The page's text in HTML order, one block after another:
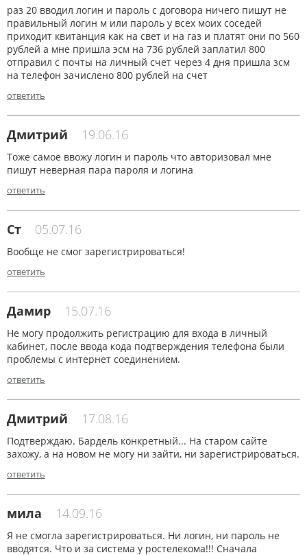
раз 20 вводил логин и пароль с договора ничего пишут не
правильный логин м или пароль у всех моих соседей
приходит квитанция как на свет и на газ и платят они по 560
рублей а мне пришла эсм на 736 рублей заплатил 800
отправил с почты на личный счет через 4 дня пришла зсм
на телефон зачислено 800 рублей на счет
ответить
Дмитрий 19.06.16
Тоже самое ввожу логин и пароль что авторизовал мне
пишут неверная пара пароля и логина
ответить
Ст 05.07.16
Вообще не смог зарегистрироваться!
ответить
Дамир 15.07.16
Не могу продолжить регистрацию для входа в личный
кабинет, после ввода кода подтверждения телефона были
проблемы с интернет соединением.
ответить
Дмитрий 17.08.16
Подтверждаю. Бардель конкретный... На старом сайте
захожу, а на новом не могу ни зайти, ни зарегистрироваться.
ответить
мила 14.09.16
Я не смогла зарегистрироваться. Ни логин, ни пароль не
вводятся. Что и за система у ростелекома!!! Сначала